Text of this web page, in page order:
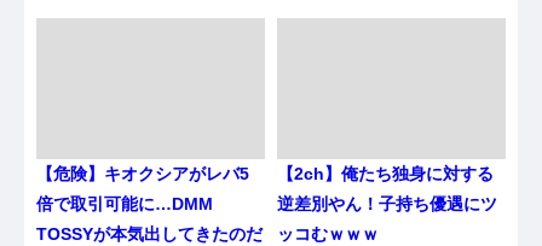
【危険】キオクシアがレバ5
倍で取引可能に…DMM
TOSSYが本気出してきたのだ
【2ch】俺たち独身に対する
逆差別やん！子持ち優遇にツ
ッコむｗｗｗ